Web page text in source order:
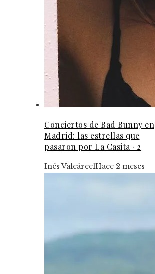
Conciertos de Bad Bunny en
Madrid: las estrellas que
pasaron por La Casita · 2
Inés ValcárcelHace 2 meses